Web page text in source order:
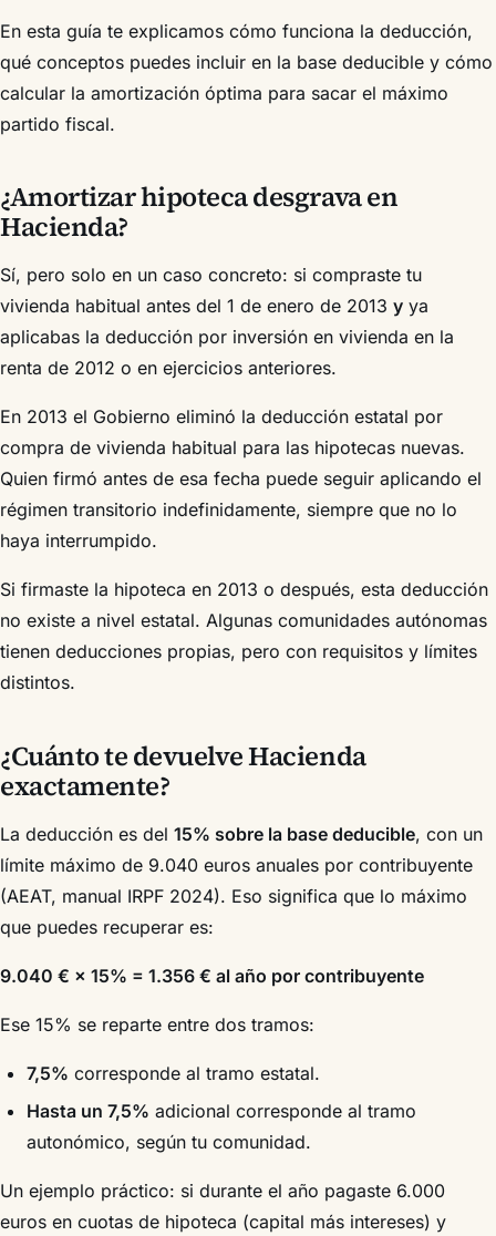
En esta guía te explicamos cómo funciona la deducción,
qué conceptos puedes incluir en la base deducible y cómo
calcular la amortización óptima para sacar el máximo
partido fiscal.
¿Amortizar hipoteca desgrava en
Hacienda?
Sí, pero solo en un caso concreto: si compraste tu
vivienda habitual antes del 1 de enero de 2013 y ya
aplicabas la deducción por inversión en vivienda en la
renta de 2012 o en ejercicios anteriores.
En 2013 el Gobierno eliminó la deducción estatal por
compra de vivienda habitual para las hipotecas nuevas.
Quien firmó antes de esa fecha puede seguir aplicando el
régimen transitorio indefinidamente, siempre que no lo
haya interrumpido.
Si firmaste la hipoteca en 2013 o después, esta deducción
no existe a nivel estatal. Algunas comunidades autónomas
tienen deducciones propias, pero con requisitos y límites
distintos.
¿Cuánto te devuelve Hacienda
exactamente?
La deducción es del 15% sobre la base deducible, con un
límite máximo de 9.040 euros anuales por contribuyente
(AEAT, manual IRPF 2024). Eso significa que lo máximo
que puedes recuperar es:
9.040 € × 15% = 1.356 € al año por contribuyente
Ese 15% se reparte entre dos tramos:
7,5% corresponde al tramo estatal.
Hasta un 7,5% adicional corresponde al tramo
autonómico, según tu comunidad.
Un ejemplo práctico: si durante el año pagaste 6.000
euros en cuotas de hipoteca (capital más intereses) y